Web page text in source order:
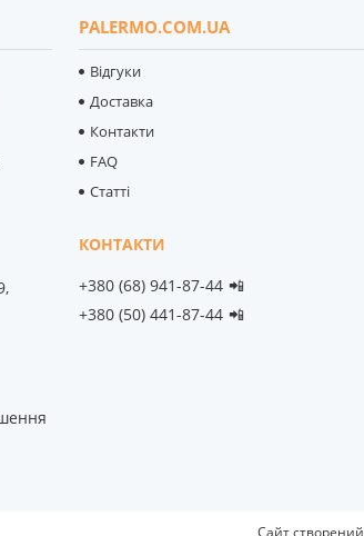
PALERMO.COM.UA
Відгуки
Доставка
Контакти
FAQ
Статті
+380 (68) 941-87-44 📲
+380 (50) 441-87-44 📲
Сайт